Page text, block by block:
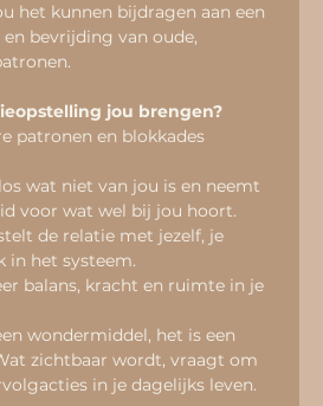
het kunnen bijdragen aan een
bevrijding van oude,
jou brengen?
patronen en blokkades
wat niet van jou is en neemt
voor wat wel bij jou hoort.
de relatie met jezelf, je
in het systeem.
balans, kracht en ruimte in je
wondermiddel, het is een
zichtbaar wordt, vraagt om
in je dagelijks leven.